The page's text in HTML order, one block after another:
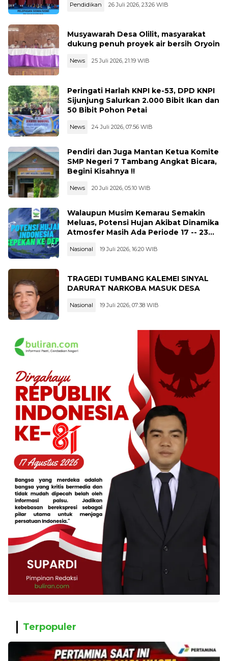
Pendidikan 26 Juli 2026, 23:26 WIB
Musyawarah Desa Olilit, masyarakat
dukung penuh proyek air bersih Oryoin
News 25 Juli 2026, 21:19 WIB
Peringati Harlah KNPI ke-53, DPD KNPI
Sijunjung Salurkan 2.000 Bibit Ikan dan
50 Bibit Pohon Petai
News 24 Juli 2026, 07:56 WIB
Pendiri dan Juga Mantan Ketua Komite
SMP Negeri 7 Tambang Angkat Bicara,
Begini Kisahnya !!
News 20 Juli 2026, 05:10 WIB
Walaupun Musim Kemarau Semakin
Meluas, Potensi Hujan Akibat Dinamika
Atmosfer Masih Ada Periode 17 -- 23
Nasional 19 Juli 2026, 16:20 WIB
TRAGEDI TUMBANG KALEMEI SINYAL
DARURAT NARKOBA MASUK DESA
Nasional 19 Juli 2026, 07:38 WIB
Terpopuler